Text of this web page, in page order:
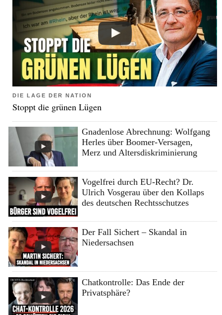
DIE LAGE DER NATION
Stoppt die grünen Lügen
Gnadenlose Abrechnung: Wolfgang
Herles über Boomer-Versagen,
Merz und Altersdiskriminierung
Vogelfrei durch EU-Recht? Dr.
Ulrich Vosgerau über den Kollaps
des deutschen Rechtsschutzes
Der Fall Sichert – Skandal in
Niedersachsen
Chatkontrolle: Das Ende der
Privatsphäre?